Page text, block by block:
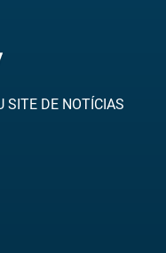
SITE DE NOTÍCIAS